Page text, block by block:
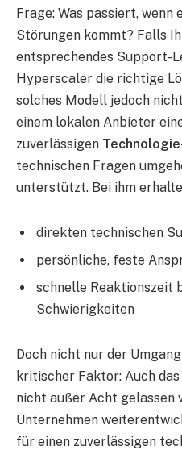
Frage: Was passiert,
Störungen kommt? Falls
entsprechendes Support-
Hyperscaler die richtige
solches Modell jedoch
einem lokalen Anbieter
zuverlässigen
technischen Fragen
unterstützt. Bei ihm
direkten technischen
persönliche, feste
schnelle Reaktionszeit
Schwierigkeiten
Doch nicht nur der
kritischer Faktor: Auch
nicht außer Acht gelassen
Unternehmen
für einen zuverlässigen